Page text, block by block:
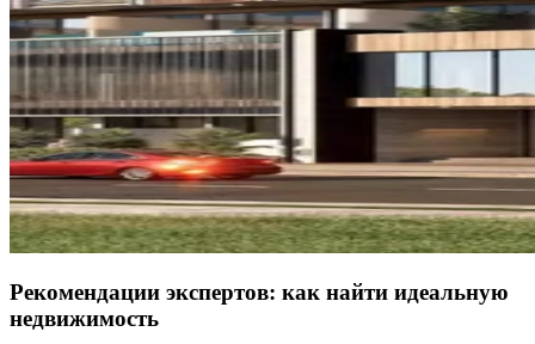
Рекомендации экспертов: как найти идеальную
недвижимость